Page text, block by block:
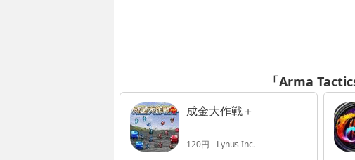
「Arma
成金大作戦＋
120円 Lynus Inc.